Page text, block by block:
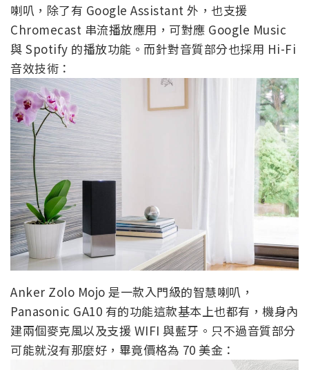
喇叭，除了有 Google Assistant 外，也支援
Chromecast 串流播放應用，可對應 Google Music
與 Spotify 的播放功能。而針對音質部分也採用 Hi-Fi
音效技術：
Anker Zolo Mojo 是一款入門級的智慧喇叭，
Panasonic GA10 有的功能這款基本上也都有，機身內
建兩個麥克風以及支援 WIFI 與藍牙。只不過音質部分
可能就沒有那麼好，畢竟價格為 70 美金：